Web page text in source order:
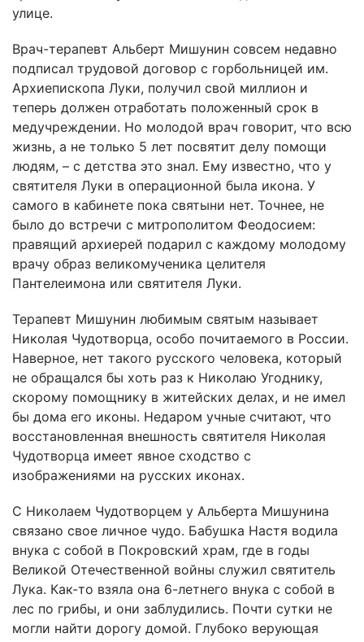
улице.
Врач-терапевт Альберт Мишунин совсем недавно
подписал трудовой договор с горбольницей им.
Архиепископа Луки, получил свой миллион и
теперь должен отработать положенный срок в
медучреждении. Но молодой врач говорит, что всю
жизнь, а не только 5 лет посвятит делу помощи
людям, – с детства это знал. Ему известно, что у
святителя Луки в операционной была икона. У
самого в кабинете пока святыни нет. Точнее, не
было до встречи с митрополитом Феодосием:
правящий архиерей подарил с каждому молодому
врачу образ великомученика целителя
Пантелеимона или святителя Луки.
Терапевт Мишунин любимым святым называет
Николая Чудотворца, особо почитаемого в России.
Наверное, нет такого русского человека, который
не обращался бы хоть раз к Николаю Угоднику,
скорому помощнику в житейских делах, и не имел
бы дома его иконы. Недаром учные считают, что
восстановленная внешность святителя Николая
Чудотворца имеет явное сходство с
изображениями на русских иконах.
С Николаем Чудотворцем у Альберта Мишунина
связано свое личное чудо. Бабушка Настя водила
внука с собой в Покровский храм, где в годы
Великой Отечественной войны служил святитель
Лука. Как-то взяла она 6-летнего внука с собой в
лес по грибы, и они заблудились. Почти сутки не
могли найти дорогу домой. Глубоко верующая